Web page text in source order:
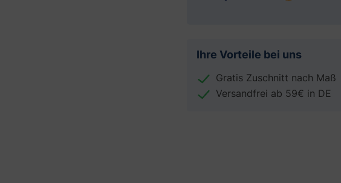
Ihre Vorteile bei uns
Gratis Zuschnitt nach Maß
Versandfrei ab 59€ in DE